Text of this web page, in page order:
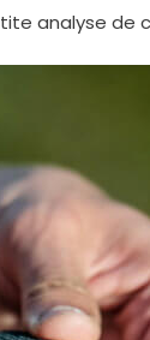
analyse de